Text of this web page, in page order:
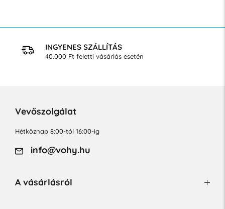
INGYENES SZÁLLÍTÁS
40.000 Ft feletti vásárlás esetén
Vevőszolgálat
Hétköznap 8:00-tól 16:00-ig
info@vohy.hu
A vásárlásról